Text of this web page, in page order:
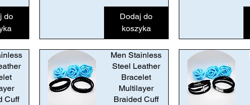
do
Dodaj do
koszyka
Cuff
Men Stainless
Steel Leather
Bracelet
Multilayer
Braided Cuff